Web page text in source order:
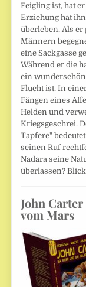
Feigling ist, hat
Erziehung hat
überleben. Als
Männern
eine Sackgasse
Während er die
ein
Flucht ist. In
Fängen eines
Helden und
Kriegsgeschrei.
Tapfere"
seinen Ruf
Nadara seine
überlassen?
John
vom Mars